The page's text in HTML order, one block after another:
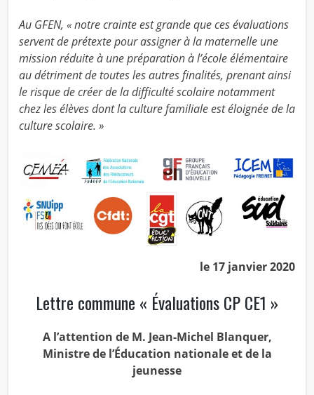
Au GFEN, « notre crainte est grande que ces évaluations
servent de prétexte pour assigner à la maternelle une
mission réduite à une préparation à l’école élémentaire
au détriment de toutes les autres finalités, prenant ainsi
le risque de créer de la difficulté scolaire notamment
chez les élèves dont la culture familiale est éloignée de la
culture scolaire. »
le 17 janvier 2020
Lettre commune « Évaluations CP CE1 »
A l’attention de M. Jean-Michel Blanquer,
Ministre de l’Éducation nationale et de la
jeunesse